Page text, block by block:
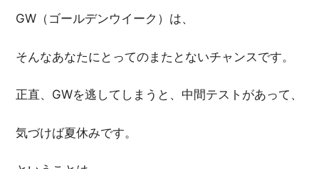
GW（ゴールデンウイーク）は、
そんなあなたにとってのまたとないチャンスです。
正直、GWを逃してしまうと、中間テストがあって、
気づけば夏休みです。